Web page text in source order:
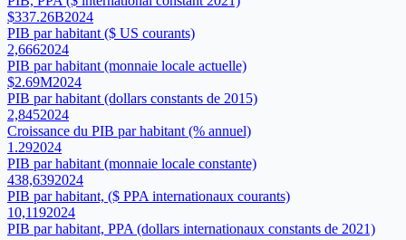
$337.26B2024
PIB par habitant ($ US courants)
2,6662024
PIB par habitant (monnaie locale actuelle)
$2.69M2024
PIB par habitant (dollars constants de 2015)
2,8452024
Croissance du PIB par habitant (% annuel)
1.292024
PIB par habitant (monnaie locale constante)
438,6392024
PIB par habitant, ($ PPA internationaux courants)
10,1192024
PIB par habitant, PPA (dollars internationaux constants de 2021)